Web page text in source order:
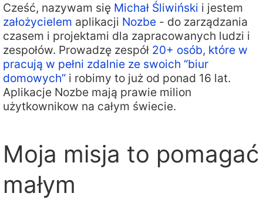
Cześć, nazywam się Michał Śliwiński i jestem
założycielem aplikacji Nozbe - do zarządzania
czasem i projektami dla zapracowanych ludzi i
zespołów. Prowadzę zespół 20+ osób, które w
pracują w pełni zdalnie ze swoich “biur
domowych” i robimy to już od ponad 16 lat.
Aplikacje Nozbe mają prawie milion
użytkownikow na całym świecie.
Moja misja to pomagać
małym